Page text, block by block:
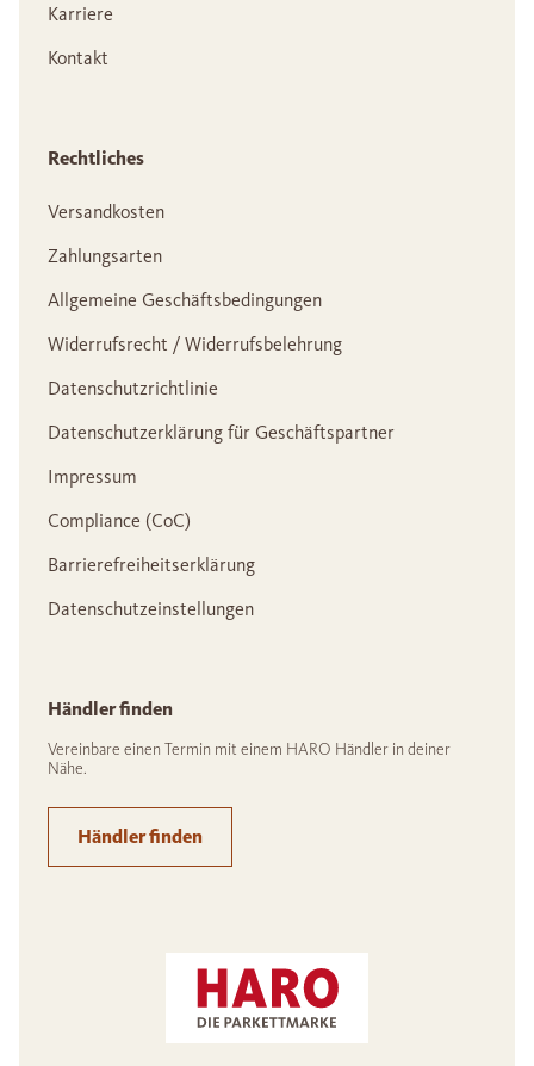
Karriere
Kontakt
Rechtliches
Versandkosten
Zahlungsarten
Allgemeine Geschäftsbedingungen
Widerrufsrecht / Widerrufsbelehrung
Datenschutzrichtlinie
Datenschutzerklärung für Geschäftspartner
Impressum
Compliance (CoC)
Barrierefreiheitserklärung
Datenschutzeinstellungen
Händler finden
Vereinbare einen Termin mit einem HARO Händler in deiner
Nähe.
Händler finden